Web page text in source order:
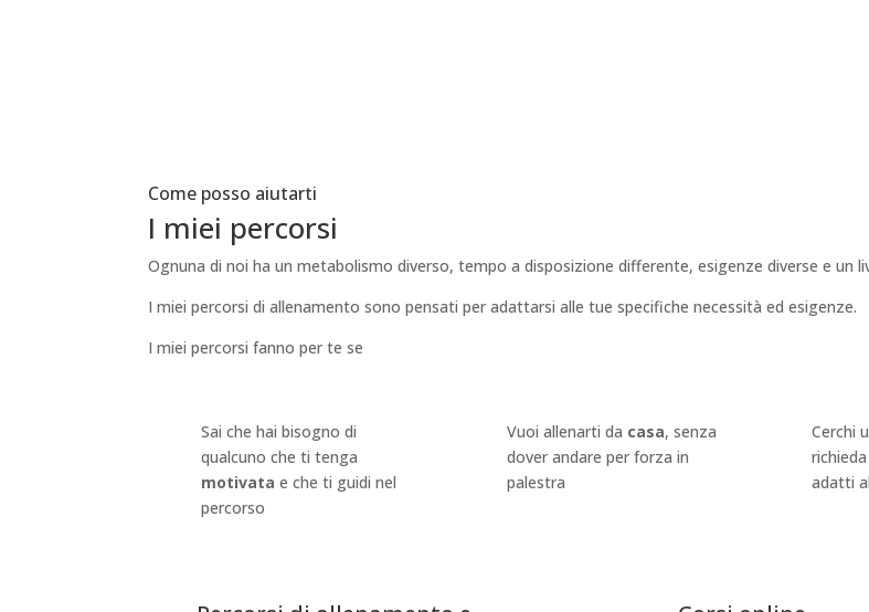
Come posso aiutarti
I miei percorsi
Ognuna di noi ha un metabolismo diverso, tempo a disposizione differente, esigenze diverse e un
I miei percorsi di allenamento sono pensati per adattarsi alle tue specifiche necessità ed esigenze.
I miei percorsi fanno per te se
Sai che hai bisogno di
qualcuno che ti tenga
motivata e che ti guidi nel
percorso
Vuoi allenarti da casa, senza
dover andare per forza in
palestra
Cerchi
richieda
adatti